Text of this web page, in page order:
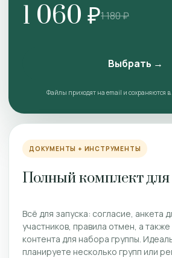
1 060 ₽1 180 ₽
Выбрать →
Файлы приходят на email и сохраняются
ДОКУМЕНТЫ + ИНСТРУМЕНТЫ
Полный комплект
Всё для запуска: согласие, анкета
участников, правила отмен, а
контента для набора группы.
планируете несколько групп или